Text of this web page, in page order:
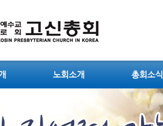
노회소개 총회소식